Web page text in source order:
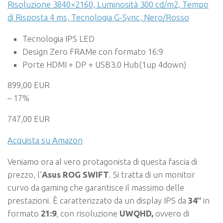
Risoluzione 3840×2160, Luminosità 300 cd/m2, Tempo
di Risposta 4 ms, Tecnologia G-Sync, Nero/Rosso
Tecnologia IPS LED
Design Zero FRAMe con formato 16:9
Porte HDMI + DP + USB3.0 Hub(1up 4down)
899,00 EUR
– 17%
747,00 EUR
Acquista su Amazon
Veniamo ora al vero protagonista di questa fascia di
prezzo, l’Asus ROG SWIFT . Si tratta di un monitor
curvo da gaming che garantisce il massimo delle
prestazioni. È caratterizzato da un display IPS da 34″ in
formato 21:9, con risoluzione UWQHD, ovvero di